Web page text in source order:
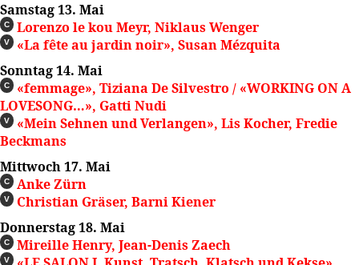
Samstag 13. Mai
C Lorenzo le kou Meyr, Niklaus Wenger
V
«La fête au jardin noir», Susan Mézquita
Sonntag 14. Mai
C
«femmage», Tiziana De Silvestro / «WORKING ON A
LOVESONG…», Gatti Nudi
V
«Mein Sehnen und Verlangen», Lis Kocher, Fredie
Beckmans
Mittwoch 17. Mai
C Anke Zürn
V
Christian Gräser, Barni Kiener
Donnerstag 18. Mai
C Mireille Henry, Jean-Denis Zaech
V